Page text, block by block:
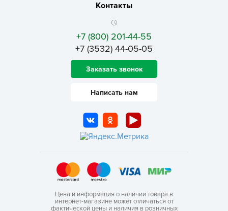
Контакты
+7 (800) 201-44-55
+7 (3532) 44-05-05
Заказать звонок
Написать нам
Цена и информация о наличии товара в
интернет-магазине может отличаться от
фактической цены и наличия в розничных